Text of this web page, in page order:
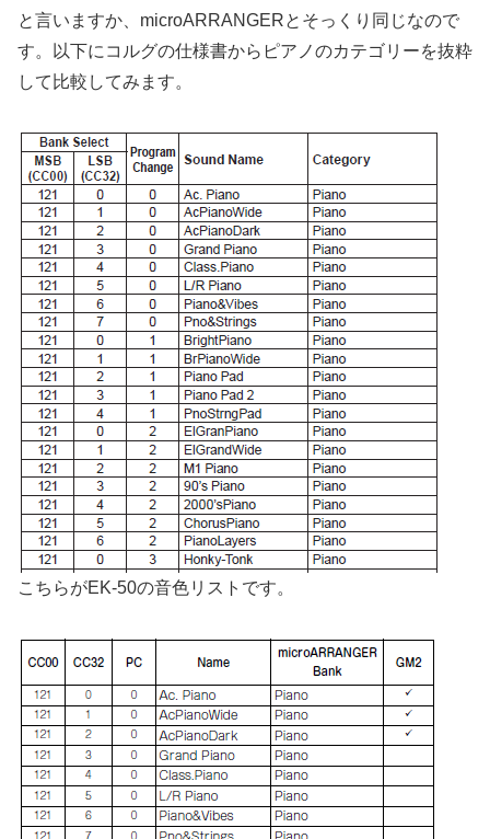
と言いますか、microARRANGERとそっくり同じなので
す。以下にコルグの仕様書からピアノのカテゴリーを抜粋
して比較してみます。
こちらがEK-50の音色リストです。